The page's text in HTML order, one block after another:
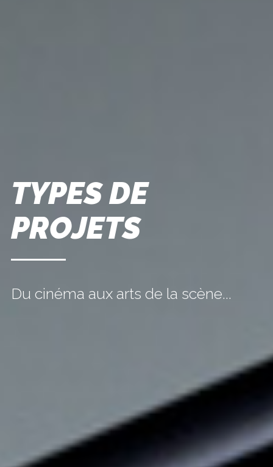
TYPES DE
PROJETS
Du cinéma aux arts de la scène...